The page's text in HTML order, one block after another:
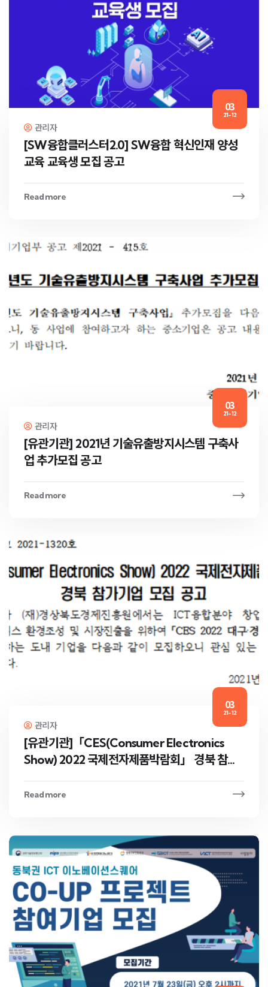
03
21-12
관리자
[SW융합클러스터2.0] SW융합 혁신인재 양성
교육 교육생 모집 공고
Read more
03
21-12
관리자
[유관기관] 2021년 기술유출방지시스템 구축사
업 추가모집 공고
Read more
03
21-12
관리자
[유관기관]「CES(Consumer Electronics
Show) 2022 국제전자제품박람회」 경북 참가
Read more